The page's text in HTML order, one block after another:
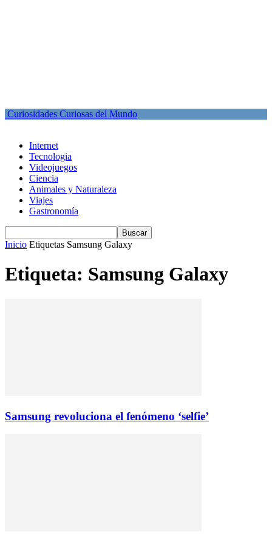
Curiosidades Curiosas del Mundo
Internet
Tecnologia
Videojuegos
Ciencia
Animales y Naturaleza
Viajes
Gastronomía
Inicio Etiquetas Samsung Galaxy
Etiqueta: Samsung Galaxy
Samsung revoluciona el fenómeno ‘selfie’